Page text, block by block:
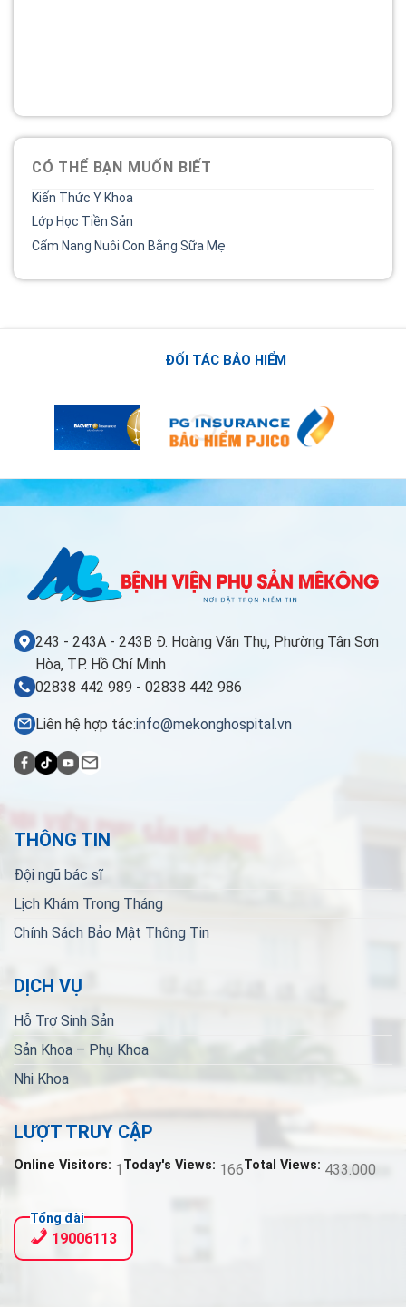
CÓ THỂ BẠN MUỐN BIẾT
Kiến Thức Y Khoa
Lớp Học Tiền Sản
Cẩm Nang Nuôi Con Bằng Sữa Mẹ
ĐỐI TÁC BẢO HIỂM
243 - 243A - 243B Đ. Hoàng Văn Thụ, Phường Tân Sơn
Hòa, TP. Hồ Chí Minh
02838 442 989 - 02838 442 986
Liên hệ hợp tác:info@mekonghospital.vn
THÔNG TIN
Đội ngũ bác sĩ
Lịch Khám Trong Tháng
Chính Sách Bảo Mật Thông Tin
DỊCH VỤ
Hỗ Trợ Sinh Sản
Sản Khoa – Phụ Khoa
Nhi Khoa
LƯỢT TRUY CẬP
Online Visitors: 1 Today's Views: 166Total Views: 433.000
Tổng đài
19006113